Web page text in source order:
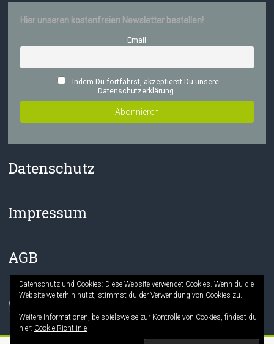
Hier unseren kostenfreien Newsletter bestellen!
Email
Indem Du fortfährst, akzeptierst Du unsere
Datenschutzerklärung.
Datenschutz
Impressum
AGB
Facebook
Instagram
Datenschutz und Cookies: Diese Website verwendet Cookies. Wenn du die
Website weiterhin nutzt, stimmst du der Verwendung von Cookies zu.
Weitere Informationen, beispielsweise zur Kontrolle von Cookies, findest du
hier: Cookie-Richtlinie